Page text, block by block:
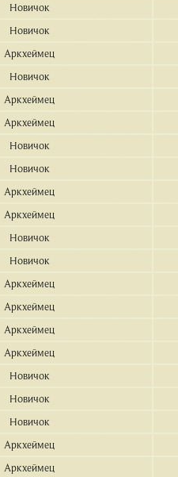
Новичок
Новичок
Аркхеймец
Новичок
Аркхеймец
Аркхеймец
Новичок
Новичок
Аркхеймец
Аркхеймец
Новичок
Новичок
Аркхеймец
Аркхеймец
Аркхеймец
Аркхеймец
Новичок
Новичок
Новичок
Аркхеймец
Аркхеймец